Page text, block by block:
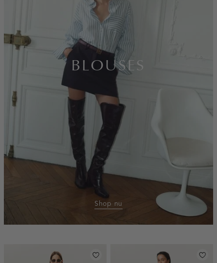
BLOUSES
Shop nu